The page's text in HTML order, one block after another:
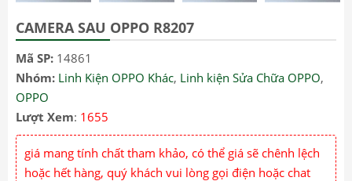
CAMERA SAU OPPO R8207
Mã SP: 14861
Nhóm: Linh Kiện OPPO Khác, Linh kiện Sửa Chữa OPPO,
OPPO
Lượt Xem: 1655
giá mang tính chất tham khảo, có thể giá sẽ chênh lệch
hoặc hết hàng, quý khách vui lòng gọi điện hoặc chat